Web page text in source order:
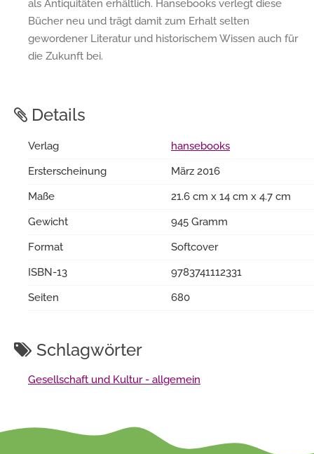
als Antiquitäten erhältlich. Hansebooks verlegt diese
Bücher neu und trägt damit zum Erhalt selten
gewordener Literatur und historischem Wissen auch für
die Zukunft bei.
Details
Verlag
hansebooks
Ersterscheinung
März 2016
Maße
21.6 cm x 14 cm x 4.7 cm
Gewicht
945 Gramm
Format
Softcover
ISBN-13
9783741112331
Seiten
680
Schlagwörter
Gesellschaft und Kultur - allgemein